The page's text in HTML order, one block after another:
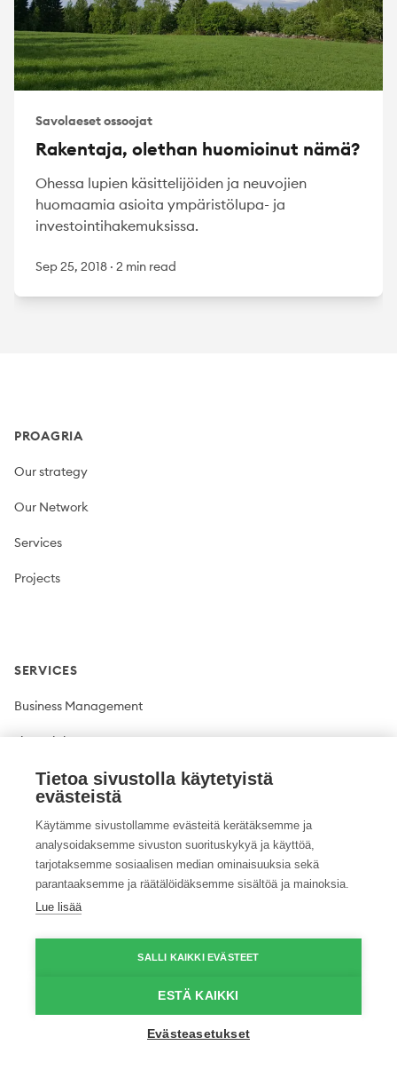
Savolaeset ossoojat
Rakentaja, olethan huomioinut nämä?
Ohessa lupien käsittelijöiden ja neuvojien
huomaamia asioita ympäristölupa- ja
investointihakemuksissa.
Sep 25, 2018 · 2 min read
PROAGRIA
Our strategy
Our Network
Services
Projects
SERVICES
Business Management
Financial Management
Plant production
Climate solutions
© 2026 ProAgria. All rights reserved.
Tietoa sivustolla käytetyistä
evästeistä
Käytämme sivustollamme evästeitä kerätäksemme ja
analysoidaksemme sivuston suorituskykyä ja käyttöä,
tarjotaksemme sosiaalisen median ominaisuuksia sekä
parantaaksemme ja räätälöidäksemme sisältöä ja mainoksia.
Lue lisää
SALLI KAIKKI EVÄSTEET
ESTÄ KAIKKI
Evästeasetukset